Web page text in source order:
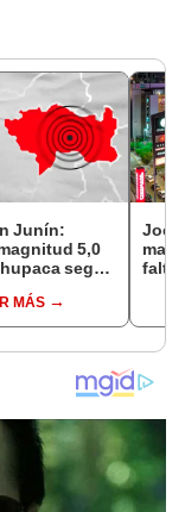
Junín:
5,0
según
MÁS
falta